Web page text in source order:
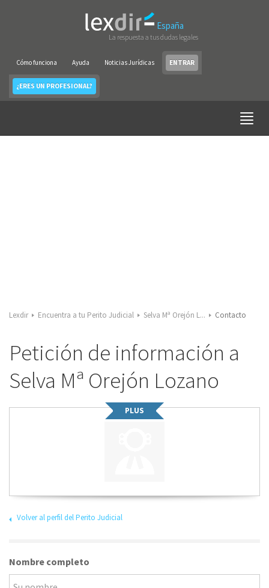
España
La respuesta a tus dudas legales
Cómo funciona Ayuda Noticias Jurídicas ENTRAR
¿ERES UN PROFESIONAL?
Lexdir Encuentra a tu Perito Judicial Selva Mª Orejón L... Contacto
Petición de información a
Selva Mª Orejón Lozano
PLUS
Volver al perfil del Perito Judicial
Nombre completo